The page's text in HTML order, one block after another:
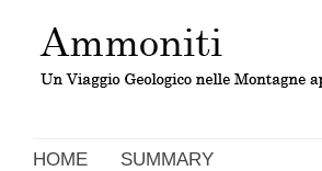
HOME
SUMMARY